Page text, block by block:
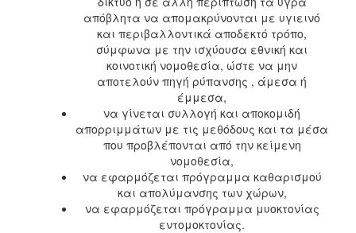
απόβλητα να απομακρύνονται με υγιεινό
και περιβαλλοντικά αποδεκτό τρόπο,
σύμφωνα με την ισχύουσα εθνική και
κοινοτική νομοθεσία, ώστε να μην
αποτελούν πηγή ρύπανσης , άμεσα ή
έμμεσα,
να γίνεται συλλογή και αποκομιδή
απορριμμάτων με τις μεθόδους και τα μέσα
που προβλέπονται από την κείμενη
νομοθεσία,
να εφαρμόζεται πρόγραμμα καθαρισμού
και απολύμανσης των χώρων,
να εφαρμόζεται πρόγραμμα μυοκτονίας
εντομοκτονίας.